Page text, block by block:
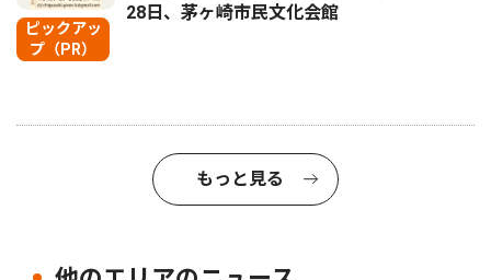
ピックアッ
プ（PR）
28日、茅ヶ崎市民文化会館
もっと見る